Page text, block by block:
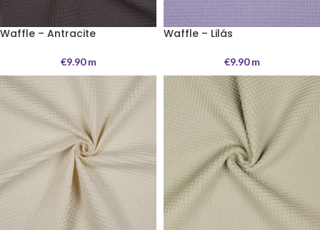
Waffle – Antracite
€9.90m
Waffle – Lilás
€9.90m